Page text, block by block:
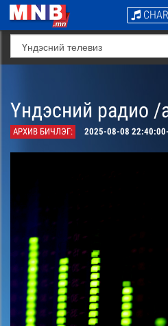
Үндэсний радио /
АРХИВ БИЧЛЭГ: 2025-08-08 22:40:00-